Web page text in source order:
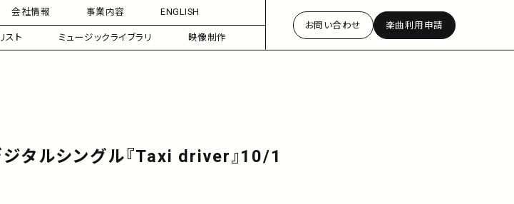
会社情報 事業内容
ENGLISH
スト ミュージックライブラリ 映像制作
お問い合わせ 楽曲利用申請
タルシングル『Taxi driver』10/1